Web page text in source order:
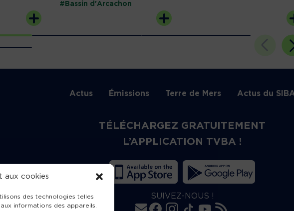
aux cookies
des technologies telles
informations des appareils.
#Bassin d'Arcachon
Actus Émissions Terre de Mers Actus du
TÉLÉCHARGEZ GRATUITEMENT
L’APPLICATION TVBA !
SUIVEZ-NOUS !